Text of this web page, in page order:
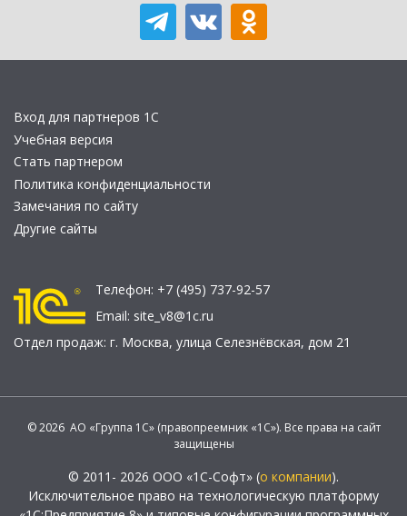
Вход для партнеров 1С
Учебная версия
Стать партнером
Политика конфиденциальности
Замечания по сайту
Другие сайты
Телефон: +7 (495) 737-92-57
Email: site_v8@1c.ru
Отдел продаж: г. Москва, улица Селезнёвская, дом 21
© 2026 АО «Группа 1С» (правопреемник «1С»). Все права на сайт
защищены
© 2011- 2026 ООО «1С-Софт» (о компании).
Исключительное право на технологическую платформу